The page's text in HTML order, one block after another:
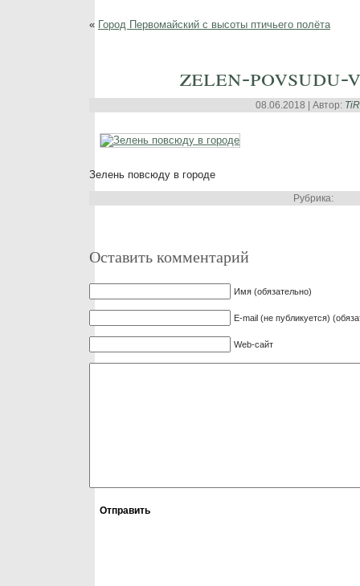
« Город Первомайский с высоты птичьего полёта
zelen-povsudu-
08.06.2018 | Автор:
Зелень повсюду в городе
Рубрика:
Оставить комментарий
Имя (обязательно)
E-mail (не публикуется)
Web-сайт